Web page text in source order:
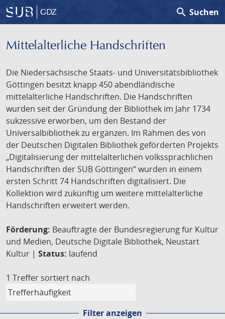
GDZ search Suchen
Mittelalterliche Handschriften
Die Niedersächsische Staats- und Universitätsbibliothek
Göttingen besitzt knapp 450 abendländische
mittelalterliche Handschriften. Die Handschriften
wurden seit der Gründung der Bibliothek im Jahr 1734
sukzessive erworben, um den Bestand der
Universalbibliothek zu ergänzen. Im Rahmen des von
der Deutschen Digitalen Bibliothek geförderten Projekts
„Digitalisierung der mittelalterlichen volkssprachlichen
Handschriften der SUB Göttingen“ wurden in einem
ersten Schritt 74 Handschriften digitalisiert. Die
Kollektion wird zukünftig um weitere mittelalterliche
Handschriften erweitert werden.
Förderung: Beauftragte der Bundesregierung für Kultur
und Medien, Deutsche Digitale Bibliothek, Neustart
Kultur | Status: laufend
1 Treffer sortiert nach
Filter anzeigen